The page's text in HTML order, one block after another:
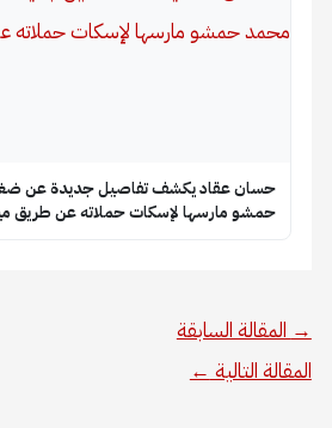
حسان عقاد يكشف تفاصيل جديدة عن
حمشو مارسها لإسكات حملاته عن طريق
→المقالة السابقة
المقالة التالية←